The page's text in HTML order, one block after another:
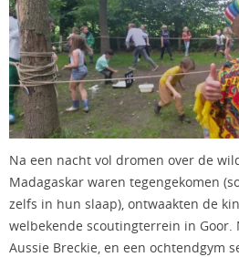
Na een nacht vol dromen over de
Madagaskar waren tegengekomen
zelfs in hun slaap), ontwaakten de
welbekende scoutingterrein in Goor.
Aussie Breckie, en een ochtendgym